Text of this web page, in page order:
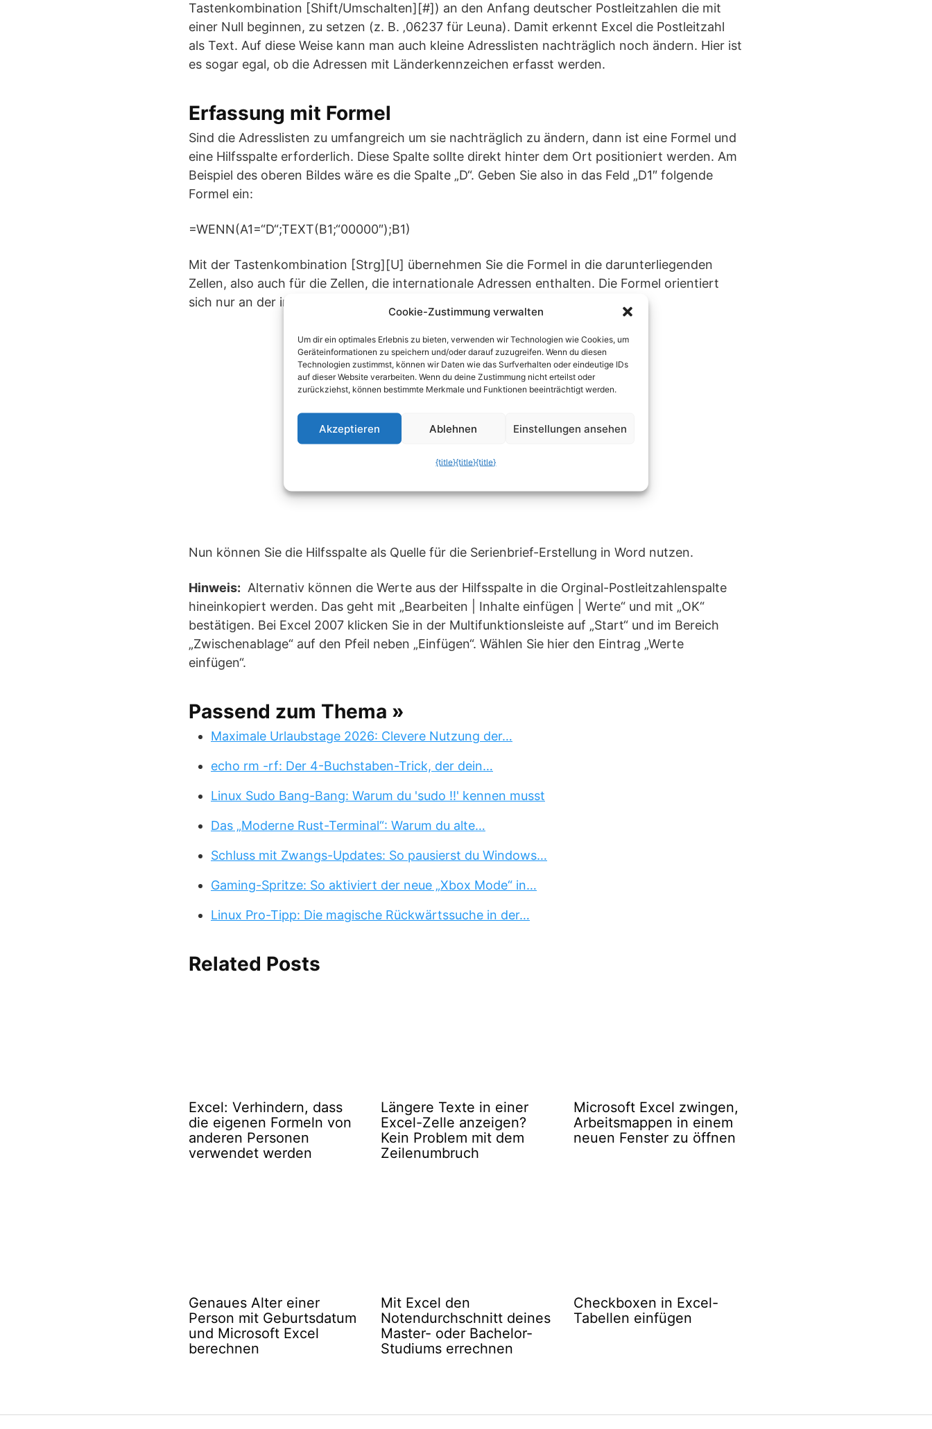
Tastenkombination [Shift/Umschalten][#]) an den Anfang deutscher Postleitzahlen die mit
einer Null beginnen, zu setzen (z. B. ‚06237 für Leuna). Damit erkennt Excel die Postleitzahl
als Text. Auf diese Weise kann man auch kleine Adresslisten nachträglich noch ändern. Hier ist
es sogar egal, ob die Adressen mit Länderkennzeichen erfasst werden.
Erfassung mit Formel
Sind die Adresslisten zu umfangreich um sie nachträglich zu ändern, dann ist eine Formel und
eine Hilfsspalte erforderlich. Diese Spalte sollte direkt hinter dem Ort positioniert werden. Am
Beispiel des oberen Bildes wäre es die Spalte „D“. Geben Sie also in das Feld „D1″ folgende
Formel ein:
=WENN(A1=“D“;TEXT(B1;“00000″);B1)
Mit der Tastenkombination [Strg][U] übernehmen Sie die Formel in die darunterliegenden
Zellen, also auch für die Zellen, die internationale Adressen enthalten. Die Formel orientiert
sich nur an der in Spalte A eingetragenen Länderkennzeichen.
Nun können Sie die Hilfsspalte als Quelle für die Serienbrief-Erstellung in Word nutzen.
Hinweis: Alternativ können die Werte aus der Hilfsspalte in die Orginal-Postleitzahlenspalte
hineinkopiert werden. Das geht mit „Bearbeiten | Inhalte einfügen | Werte“ und mit „OK“
bestätigen. Bei Excel 2007 klicken Sie in der Multifunktionsleiste auf „Start“ und im Bereich
„Zwischenablage“ auf den Pfeil neben „Einfügen“. Wählen Sie hier den Eintrag „Werte
einfügen“.
Passend zum Thema »
Maximale Urlaubstage 2026: Clevere Nutzung der…
echo rm -rf: Der 4-Buchstaben-Trick, der dein…
Linux Sudo Bang-Bang: Warum du 'sudo !!' kennen musst
Das „Moderne Rust-Terminal“: Warum du alte…
Schluss mit Zwangs-Updates: So pausierst du Windows…
Gaming-Spritze: So aktiviert der neue „Xbox Mode“ in…
Linux Pro-Tipp: Die magische Rückwärtssuche in der…
Related Posts
Excel: Verhindern, dass
die eigenen Formeln von
anderen Personen
verwendet werden
Längere Texte in einer
Excel-Zelle anzeigen?
Kein Problem mit dem
Zeilenumbruch
Microsoft Excel zwingen,
Arbeitsmappen in einem
neuen Fenster zu öffnen
Genaues Alter einer
Person mit Geburtsdatum
und Microsoft Excel
berechnen
Mit Excel den
Notendurchschnitt deines
Master- oder Bachelor-
Studiums errechnen
Checkboxen in Excel-
Tabellen einfügen
Cookie-Zustimmung verwalten
Um dir ein optimales Erlebnis zu bieten, verwenden wir Technologien wie Cookies, um
Geräteinformationen zu speichern und/oder darauf zuzugreifen. Wenn du diesen
Technologien zustimmst, können wir Daten wie das Surfverhalten oder eindeutige IDs
auf dieser Website verarbeiten. Wenn du deine Zustimmung nicht erteilst oder
zurückziehst, können bestimmte Merkmale und Funktionen beeinträchtigt werden.
Akzeptieren Ablehnen Einstellungen ansehen
{title}{title}{title}